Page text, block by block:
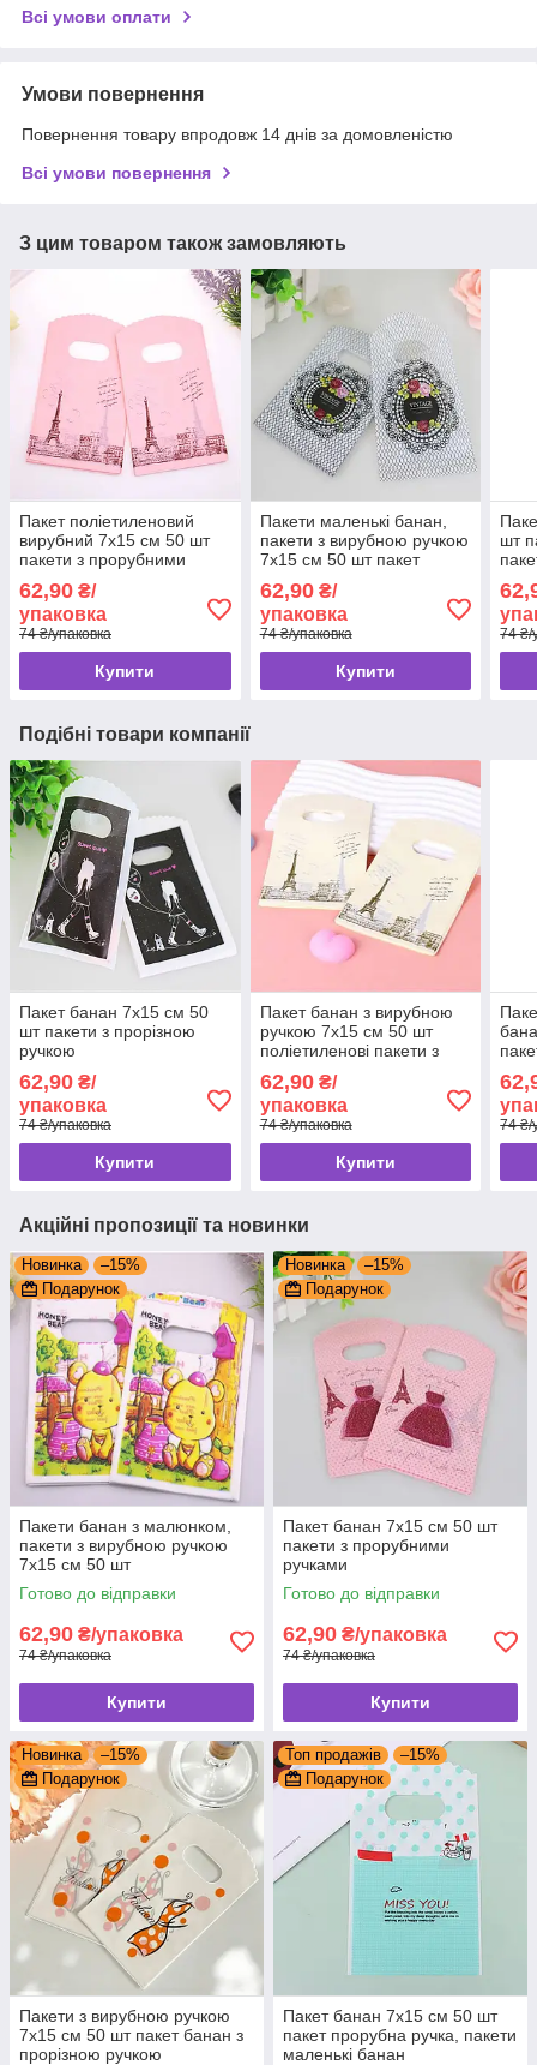
Всі умови оплати
Умови повернення
Повернення товару впродовж 14 днів за домовленістю
Всі умови повернення
З цим товаром також замовляють
Пакет поліетиленовий
вирубний 7x15 см 50 шт
пакети з прорубними
62,90 ₴/
упаковка
74 ₴/упаковка
Купити
Пакети маленькі банан,
пакети з вирубною ручкою
7x15 см 50 шт пакет
62,90₴/
упаковка
74 ₴/упаковка
Купити
шт
74 ₴/
Подібні товари компанії
Пакет банан 7x15 см 50
шт пакети з прорізною
ручкою
62,90 ₴/
упаковка
74 ₴/упаковка
Купити
Пакет банан з вирубною
ручкою 7x15 см 50 шт
поліетиленові пакети з
ручкою
62,90₴/
упаковка
74 ₴/упаковка
Купити
74 ₴/
Акційні пропозиції та новинки
Новинка
–15%
Подарунок
Пакети банан з малюнком,
пакети з вирубною ручкою
7x15 см 50 шт
Готово до відправки
62,90 ₴/упаковка
74 ₴/упаковка
Купити
Новинка
–15%
Подарунок
Пакет банан 7x15 см 50 шт
пакети з прорубними
ручками
Готово до відправки
62,90 ₴/упаковка
74 ₴/упаковка
Купити
Новинка
–15%
Подарунок
Пакети з вирубною ручкою
7x15 см 50 шт пакет банан з
прорізною ручкою
Топ продажів
–15%
Подарунок
Пакет банан 7x15 см 50 шт
пакет прорубна ручка, пакети
маленькі банан